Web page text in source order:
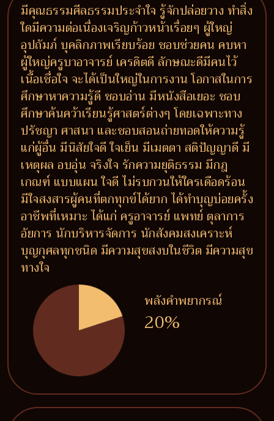
มีคุณธรรมศีลธรรมประจำใจ รู้จักปล่อยวาง ทำสิ่ง
ใดมีความต่อเนื่องเจริญก้าวหน้าเรื่อยๆ ผู้ใหญ่
อุปถัมภ์ บุคลิกภาพเรียบร้อย ชอบช่วยคน คบหา
ผู้ใหญ่ครูบาอาจารย์ เครดิตดี ลักษณะดีมีคนไว้
เนื้อเชื่อใจ จะได้เป็นใหญ่ในการงาน โอกาสในการ
ศึกษาหาความรู้ดี ชอบอ่าน มีหนังสือเยอะ ชอบ
ศึกษาค้นคว้าเรียนรู้ศาสตร์ต่างๆ โดยเฉพาะทาง
ปรัชญา ศาสนา และชอบสอนถ่ายทอดให้ความรู้
แก่ผู้อื่น มีนิสัยใจดี ใจเย็น มีเมตตา สติปัญญาดี มี
เหตุผล อบอุ่น จริงใจ รักความยุติธรรม มีกฎ
เกณฑ์ แบบแผน ใจดี ไม่รบกวนให้ใครเดือดร้อน
มีใจสงสารผู้คนที่ตกทุกข์ได้ยาก ได้ทำบุญบ่อยครั้ง
อาชีพที่เหมาะ ได้แก่ ครูอาจารย์ แพทย์ ตุลาการ
อัยการ นักบริหารจัดการ นักสังคมสงเคราะห์
บุญกุศลทุกชนิด มีความสุขสงบในชีวิต มีความสุข
ทางใจ
พลังคำพยากรณ์
20%